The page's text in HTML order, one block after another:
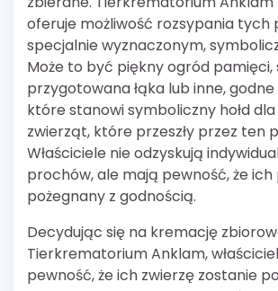
oferuje możliwość rozsypania tych
specjalnie wyznaczonym,
Może to być piękny ogród pamięci,
przygotowana łąka lub inne,
które stanowi symboliczny hołd
zwierząt, które przeszły przez ten
Właściciele nie odzyskują
prochów, ale mają pewność, że ich
pożegnany z godnością.
Decydując się na kremację
Tierkrematorium Anklam,
pewność, że ich zwierzę zostanie